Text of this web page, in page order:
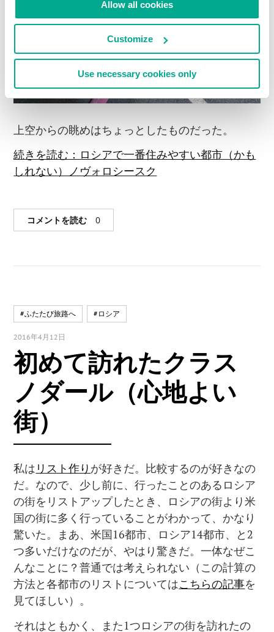
Allow all cookies
Customize
Use necessary cookies only
上空からの眺めはちょっとしたものだった。
続きを読む：ロシアで一番住みやすい都市（かも
しれない）ノヴォロシースク
コメントを読む 0
#ふたたび旅路へ #ロシア
2016年4月12日
初めて訪れたクラス
ノダール（心地よい
街）
私は リスト作り が好きだ。比較するのが好きなの
だ。なので、少し前に、行ったことのあるロシア
の街をリストアップしたとき、ロシアの街より米
国の街に多く行っていることがわかって、かなり
驚いた。まあ、米国16都市、ロシア14都市、と2
つ多いだけなのだが、やはり驚きだ。一体なぜこ
んなことに？普通では考えられない（この計算の
方法と各都市のリストについてはこちらの記事を
見てほしい）。
それはともかく、また1つロシアの街を訪れたの